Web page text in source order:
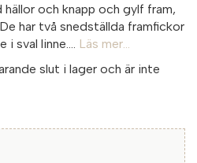
hällor och knapp och gylf fram,
har två snedställda framfickor
sval linne....
Läs mer...
slut i lager och är inte